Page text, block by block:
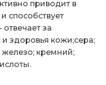
приводит в
способствует
за
и здоровья кожи;сера;
кремний;